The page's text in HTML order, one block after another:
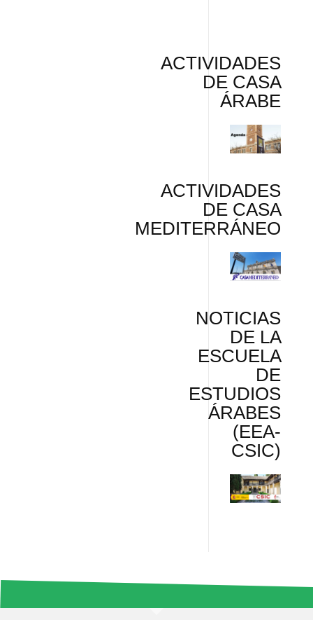
ACTIVIDADES
DE CASA
ÁRABE
ACTIVIDADES
DE CASA
MEDITERRÁNEO
NOTICIAS
DE LA
ESCUELA
DE
ESTUDIOS
ÁRABES
(EEA-
CSIC)